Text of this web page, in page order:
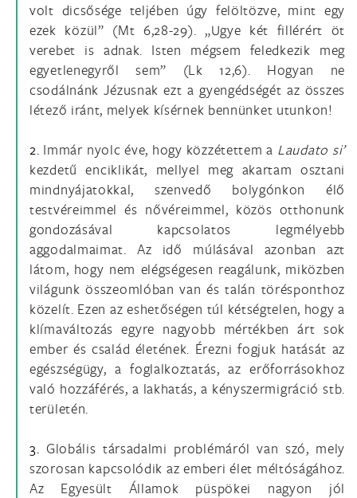
volt dicsősége teljében úgy felöltözve, mint egy
ezek közül” (Mt 6,28-29). „Ugye két fillérért öt
verebet is adnak. Isten mégsem feledkezik meg
egyetlenegyről sem” (Lk 12,6). Hogyan ne
csodálnánk Jézusnak ezt a gyengédségét az összes
létező iránt, melyek kísérnek bennünket utunkon!
2. Immár nyolc éve, hogy közzétettem a Laudato si’
kezdetű enciklikát, mellyel meg akartam osztani
mindnyájatokkal, szenvedő bolygónkon élő
testvéreimmel és nővéreimmel, közös otthonunk
gondozásával kapcsolatos legmélyebb
aggodalmaimat. Az idő múlásával azonban azt
látom, hogy nem elégségesen reagálunk, miközben
világunk összeomlóban van és talán törésponthoz
közelít. Ezen az eshetőségen túl kétségtelen, hogy a
klímaváltozás egyre nagyobb mértékben árt sok
ember és család életének. Érezni fogjuk hatását az
egészségügy, a foglalkoztatás, az erőforrásokhoz
való hozzáférés, a lakhatás, a kényszermigráció stb.
területén.
3. Globális társadalmi problémáról van szó, mely
szorosan kapcsolódik az emberi élet méltóságához.
Az Egyesült Államok püspökei nagyon jól